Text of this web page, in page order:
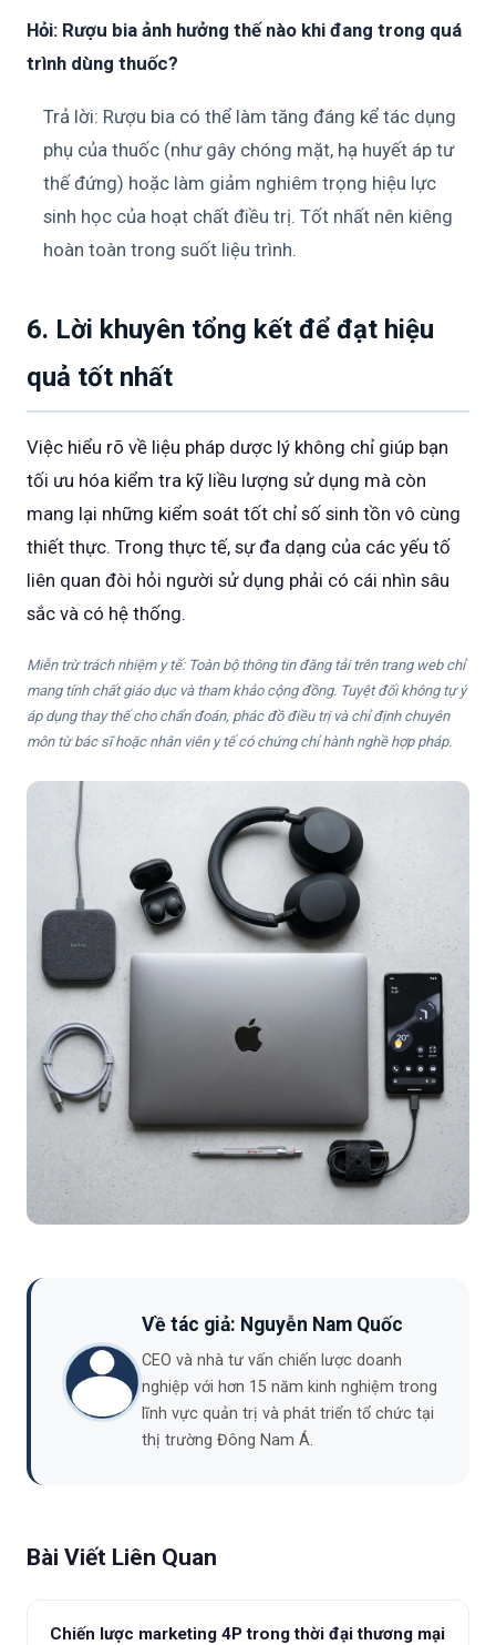
Hỏi: Rượu bia ảnh hưởng thế nào khi đang trong quá
trình dùng thuốc?
Trả lời: Rượu bia có thể làm tăng đáng kể tác dụng
phụ của thuốc (như gây chóng mặt, hạ huyết áp tư
thế đứng) hoặc làm giảm nghiêm trọng hiệu lực
sinh học của hoạt chất điều trị. Tốt nhất nên kiêng
hoàn toàn trong suốt liệu trình.
6. Lời khuyên tổng kết để đạt hiệu
quả tốt nhất
Việc hiểu rõ về liệu pháp dược lý không chỉ giúp bạn
tối ưu hóa kiểm tra kỹ liều lượng sử dụng mà còn
mang lại những kiểm soát tốt chỉ số sinh tồn vô cùng
thiết thực. Trong thực tế, sự đa dạng của các yếu tố
liên quan đòi hỏi người sử dụng phải có cái nhìn sâu
sắc và có hệ thống.
Miễn trừ trách nhiệm y tế: Toàn bộ thông tin đăng tải trên trang web chỉ
mang tính chất giáo dục và tham khảo cộng đồng. Tuyệt đối không tự ý
áp dụng thay thế cho chẩn đoán, phác đồ điều trị và chỉ định chuyên
môn từ bác sĩ hoặc nhân viên y tế có chứng chỉ hành nghề hợp pháp.
Về tác giả: Nguyễn Nam Quốc
CEO và nhà tư vấn chiến lược doanh
nghiệp với hơn 15 năm kinh nghiệm trong
lĩnh vực quản trị và phát triển tổ chức tại
thị trường Đông Nam Á.
Bài Viết Liên Quan
Chiến lược marketing 4P trong thời đại thương mại